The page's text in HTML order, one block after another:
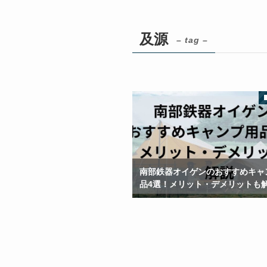
及源 – tag –
南部鉄器オイゲンのおすすめキャ
品4選！メリット・デメリットも